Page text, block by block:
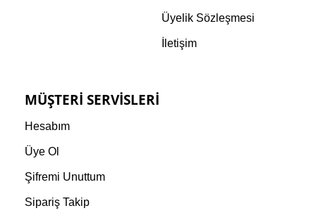
Üyelik Sözleşmesi
İletişim
MÜŞTERI SERVISLERI
Hesabım
Üye Ol
Şifremi Unuttum
Sipariş Takip